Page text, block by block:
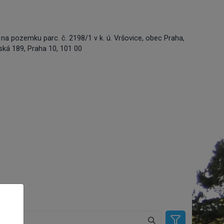
pozemku parc. č. 2198/1 v k. ú. Vršovice, obec Praha,
189, Praha 10, 101 00